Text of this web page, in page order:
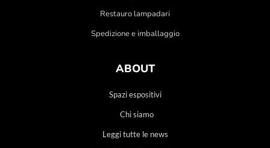
Restauro lampadari
Spedizione e imballaggio
ABOUT
Spazi espositivi
Chi siamo
Leggi tutte le news